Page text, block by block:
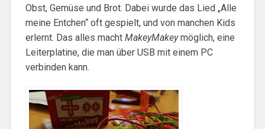
Obst, Gemüse und Brot. Dabei wurde das Lied „Alle
meine Entchen“ oft gespielt, und von manchen Kids
erlernt. Das alles macht MakeyMakeymöglich, eine
Leiterplatine, die man über USB mit einem PC
verbinden kann.